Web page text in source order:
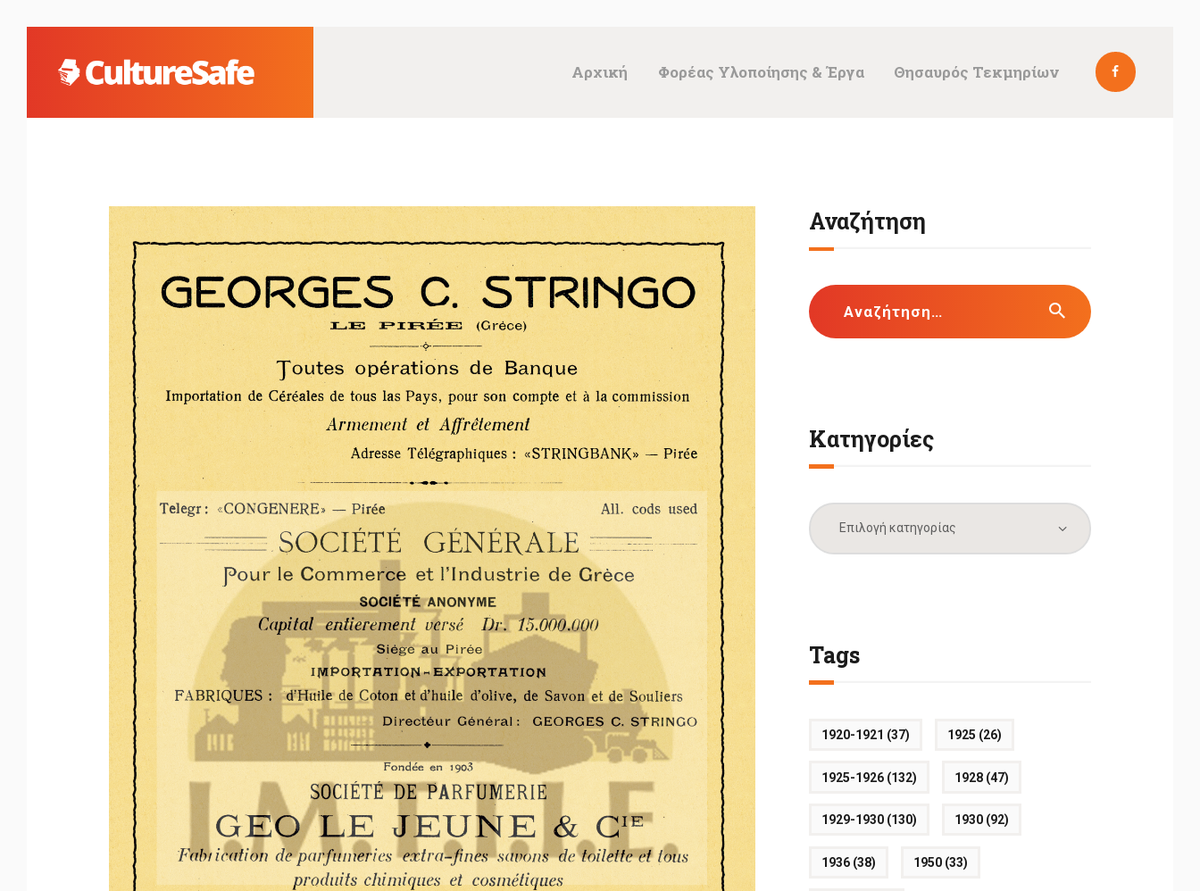
Αρχική Φορέας Υλοποίησης & Έργα Θησαυρός Τεκμηρίων
ΘΗΣΑΥΡΌΣ
ΤΕΚΜΗΡΊΩΝ
Αναζήτηση
Αναζήτηση
για:
Κατηγορίες
Κατηγορίες
Tags
1920-1921 (37) 1925 (26)
1925-1926 (132) 1928 (47)
1929-1930 (130) 1930 (92)
1936 (38) 1950 (33)